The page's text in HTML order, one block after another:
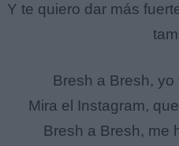
Y te quiero dar más
Bresh a Bresh,
Mira el Instagram,
Bresh a Bresh, me